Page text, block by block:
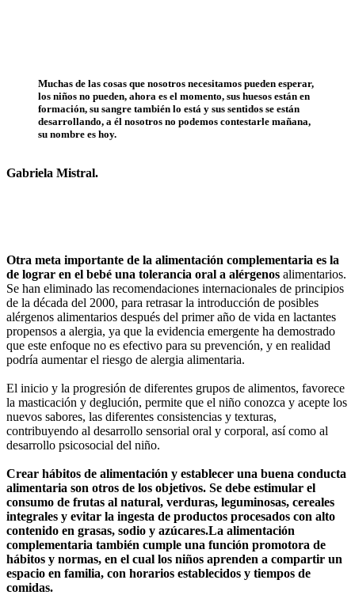
Muchas de las cosas que nosotros necesitamos pueden esperar,
los niños no pueden, ahora es el momento, sus huesos están en
formación, su sangre también lo está y sus sentidos se están
desarrollando, a él nosotros no podemos contestarle mañana,
su nombre es hoy.
Gabriela Mistral.
Otra meta importante de la alimentación complementaria es la
de lograr en el bebé una tolerancia oral a alérgenos alimentarios.
Se han eliminado las recomendaciones internacionales de principios
de la década del 2000, para retrasar la introducción de posibles
alérgenos alimentarios después del primer año de vida en lactantes
propensos a alergia, ya que la evidencia emergente ha demostrado
que este enfoque no es efectivo para su prevención, y en realidad
podría aumentar el riesgo de alergia alimentaria.
El inicio y la progresión de diferentes grupos de alimentos, favorece
la masticación y deglución, permite que el niño conozca y acepte los
nuevos sabores, las diferentes consistencias y texturas,
contribuyendo al desarrollo sensorial oral y corporal, así como al
desarrollo psicosocial del niño.
Crear hábitos de alimentación y establecer una buena conducta
alimentaria son otros de los objetivos. Se debe estimular el
consumo de frutas al natural, verduras, leguminosas, cereales
integrales y evitar la ingesta de productos procesados con alto
contenido en grasas, sodio y azúcares.La alimentación
complementaria también cumple una función promotora de
hábitos y normas, en el cual los niños aprenden a compartir un
espacio en familia, con horarios establecidos y tiempos de
comidas.